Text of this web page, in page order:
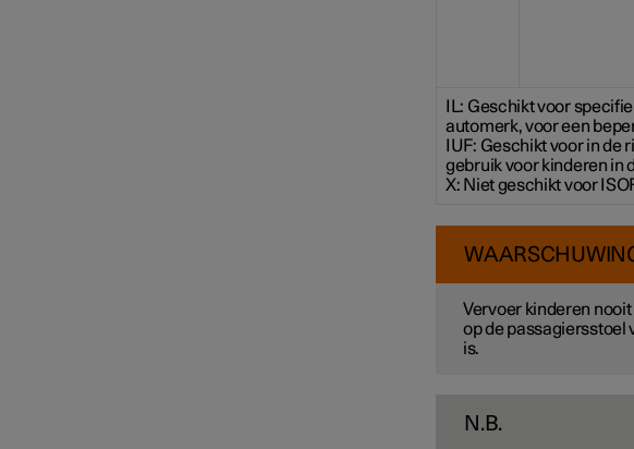
IL: Geschikt voor
automerk, voor een
IUF: Geschikt voor in
gebruik voor kinderen in
X: Niet geschikt voor
Vervoer kinderen
op de passagiersstoel
is.
N.B.